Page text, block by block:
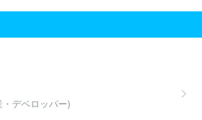
同企画
株式会社京急アドエンタープラ
イジング・コンソーシアム株式会社
ン
株式会社ライセンスアカデミー
株
株式会社アドウェイズ
株式会社ＪＲ東海
デベロッパー)